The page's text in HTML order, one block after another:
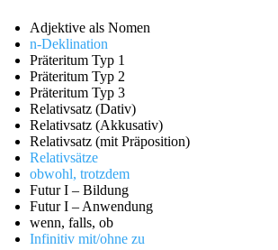
Adjektive als Nomen
n-Deklination
Präteritum Typ 1
Präteritum Typ 2
Präteritum Typ 3
Relativsatz (Dativ)
Relativsatz (Akkusativ)
Relativsatz (mit Präposition)
Relativsätze
obwohl, trotzdem
Futur I – Bildung
Futur I – Anwendung
wenn, falls, ob
Infinitiv mit/ohne zu